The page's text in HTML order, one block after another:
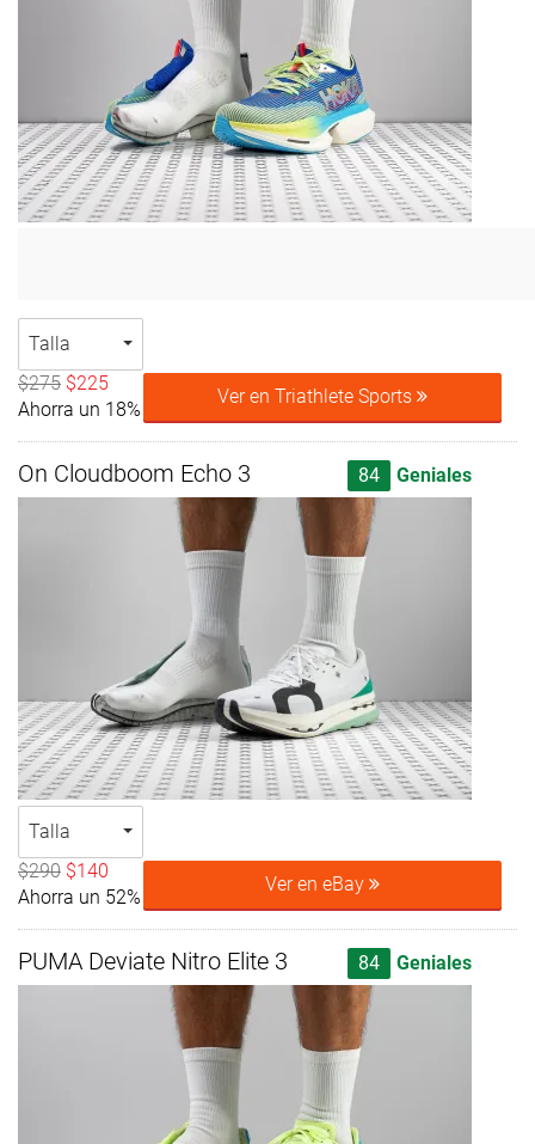
Talla
$275 $225
Ahorra un 18%
Ver en Triathlete Sports
On Cloudboom Echo 3 84 Geniales
Talla
$290 $140
Ahorra un 52%
Ver en eBay
PUMA Deviate Nitro Elite 3 84 Geniales